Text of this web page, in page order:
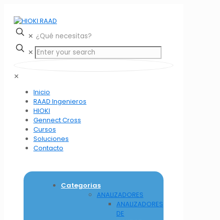
✕
✕
✕
Inicio
RAAD Ingenieros
HIOKI
Gennect Cross
Cursos
Soluciones
Contacto
Categorias
ANALIZADORES
ANALIZADORES
DE